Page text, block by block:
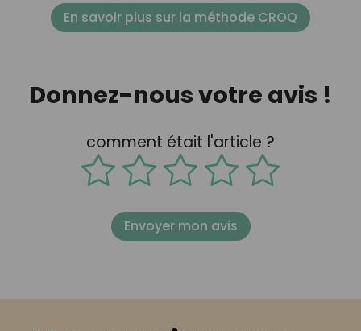
En savoir plus sur la méthode CROQ
Donnez-nous votre avis !
comment était l'article ?
Envoyer mon avis